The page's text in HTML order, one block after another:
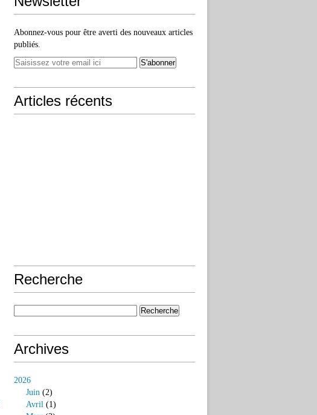
Abonnez-vous pour être averti des nouveaux articles
publiés.
Articles récents
Recherche
Archives
2026
Juin (2)
Avril (1)